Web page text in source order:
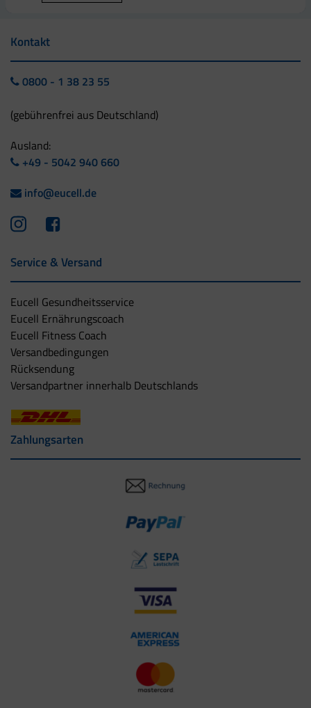
Kontakt
0800 - 1 38 23 55
(gebührenfrei aus Deutschland)
Ausland:
+49 - 5042 940 660
info@eucell.de
Service & Versand
Eucell Gesundheitsservice
Eucell Ernährungscoach
Eucell Fitness Coach
Versandbedingungen
Rücksendung
Versandpartner innerhalb Deutschlands
Zahlungsarten